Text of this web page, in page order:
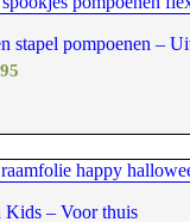
stapel pompoenen –
Kids – Voor thuis